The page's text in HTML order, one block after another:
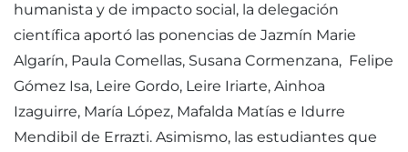
humanista y de impacto social, la delegación
científica aportó las ponencias de Jazmín Marie
Algarín, Paula Comellas, Susana Cormenzana, Felipe
Gómez Isa, Leire Gordo, Leire Iriarte, Ainhoa
Izaguirre, María López, Mafalda Matías e Idurre
Mendibil de Errazti. Asimismo, las estudiantes que